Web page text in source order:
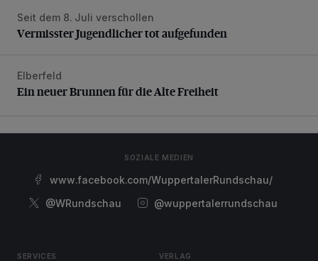
Vermisster Jugendlicher tot aufgefunden
Seit dem 8. Juli verschollen
Vermisster Jugendlicher tot aufgefunden
Ein neuer Brunnen für die Alte Freiheit
Elberfeld
Ein neuer Brunnen für die Alte Freiheit
SOZIALE MEDIEN
www.facebook.com/WuppertalerRundschau/
@WRundschau
@wuppertalerrundschau
SERVICES VERLAG